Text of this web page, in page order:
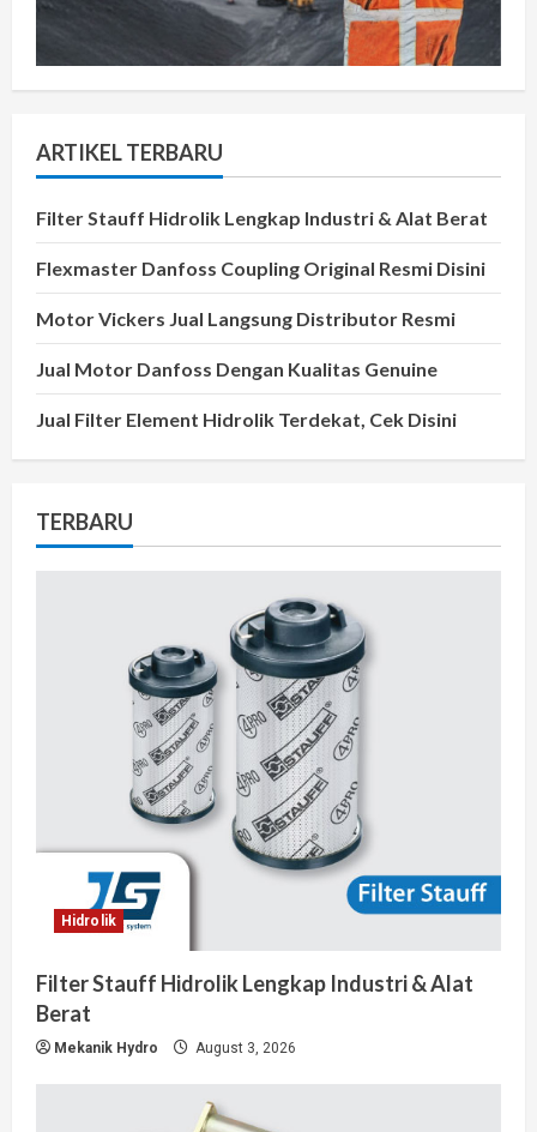
ARTIKEL TERBARU
Filter Stauff Hidrolik Lengkap Industri & Alat Berat
Flexmaster Danfoss Coupling Original Resmi Disini
Motor Vickers Jual Langsung Distributor Resmi
Jual Motor Danfoss Dengan Kualitas Genuine
Jual Filter Element Hidrolik Terdekat, Cek Disini
TERBARU
Hidrolik
Filter Stauff Hidrolik Lengkap Industri & Alat
Berat
Mekanik Hydro August 3, 2026